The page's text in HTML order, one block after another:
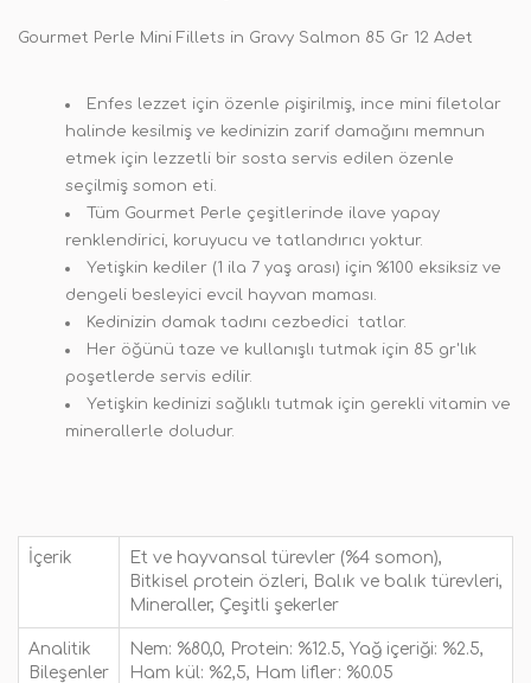
Gourmet Perle Mini Fillets in Gravy Salmon 85 Gr 12 Adet
Enfes lezzet için özenle pişirilmiş, ince mini filetolar
halinde kesilmiş ve kedinizin zarif damağını memnun
etmek için lezzetli bir sosta servis edilen özenle
seçilmiş somon eti.
Tüm Gourmet Perle çeşitlerinde ilave yapay
renklendirici, koruyucu ve tatlandırıcı yoktur.
Yetişkin kediler (1 ila 7 yaş arası) için %100 eksiksiz ve
dengeli besleyici evcil hayvan maması.
Kedinizin damak tadını cezbedici tatlar.
Her öğünü taze ve kullanışlı tutmak için 85 gr'lık
poşetlerde servis edilir.
Yetişkin kedinizi sağlıklı tutmak için gerekli vitamin ve
minerallerle doludur.
İçerik
Et ve hayvansal türevler (%4 somon),
Bitkisel protein özleri, Balık ve balık türevleri,
Mineraller, Çeşitli şekerler
Analitik
Bileşenler
Nem: %80,0, Protein: %12.5, Yağ içeriği: %2.5,
Ham kül: %2,5, Ham lifler: %0.05